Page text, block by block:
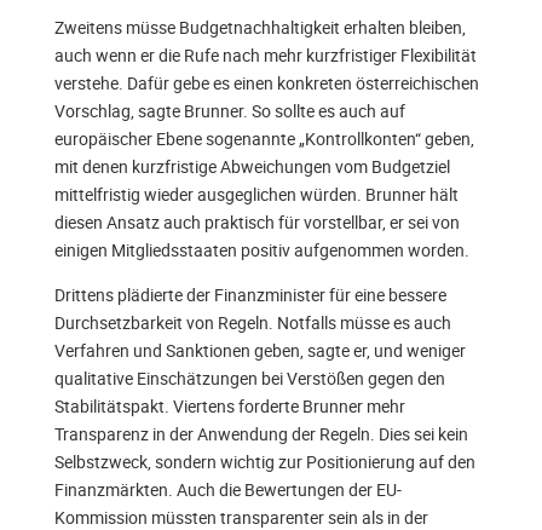
Zweitens müsse Budgetnachhaltigkeit erhalten bleiben,
auch wenn er die Rufe nach mehr kurzfristiger Flexibilität
verstehe. Dafür gebe es einen konkreten österreichischen
Vorschlag, sagte Brunner. So sollte es auch auf
europäischer Ebene sogenannte „Kontrollkonten“ geben,
mit denen kurzfristige Abweichungen vom Budgetziel
mittelfristig wieder ausgeglichen würden. Brunner hält
diesen Ansatz auch praktisch für vorstellbar, er sei von
einigen Mitgliedsstaaten positiv aufgenommen worden.
Drittens plädierte der Finanzminister für eine bessere
Durchsetzbarkeit von Regeln. Notfalls müsse es auch
Verfahren und Sanktionen geben, sagte er, und weniger
qualitative Einschätzungen bei Verstößen gegen den
Stabilitätspakt. Viertens forderte Brunner mehr
Transparenz in der Anwendung der Regeln. Dies sei kein
Selbstzweck, sondern wichtig zur Positionierung auf den
Finanzmärkten. Auch die Bewertungen der EU-
Kommission müssten transparenter sein als in der